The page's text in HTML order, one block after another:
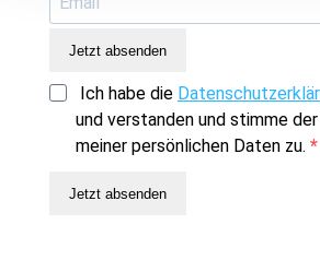
Jetzt absenden
Ich habe die
und verstanden und stimme
meiner persönlichen Daten zu.
Jetzt absenden